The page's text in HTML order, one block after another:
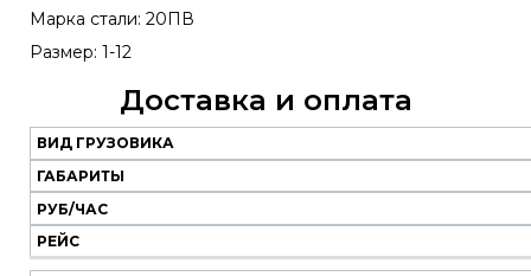
Марка стали: 20ПВ
Размер: 1-12
Доставка и оплата
Наш
транспорт
Вид
грузовика
Габариты
Руб/
час
Рейс
ВИД ГРУЗОВИКА
ГАБАРИТЫ
РУБ/ЧАС
РЕЙС